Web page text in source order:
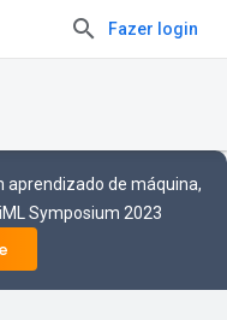
Fazer login
aprendizado de máquina,
Symposium 2023